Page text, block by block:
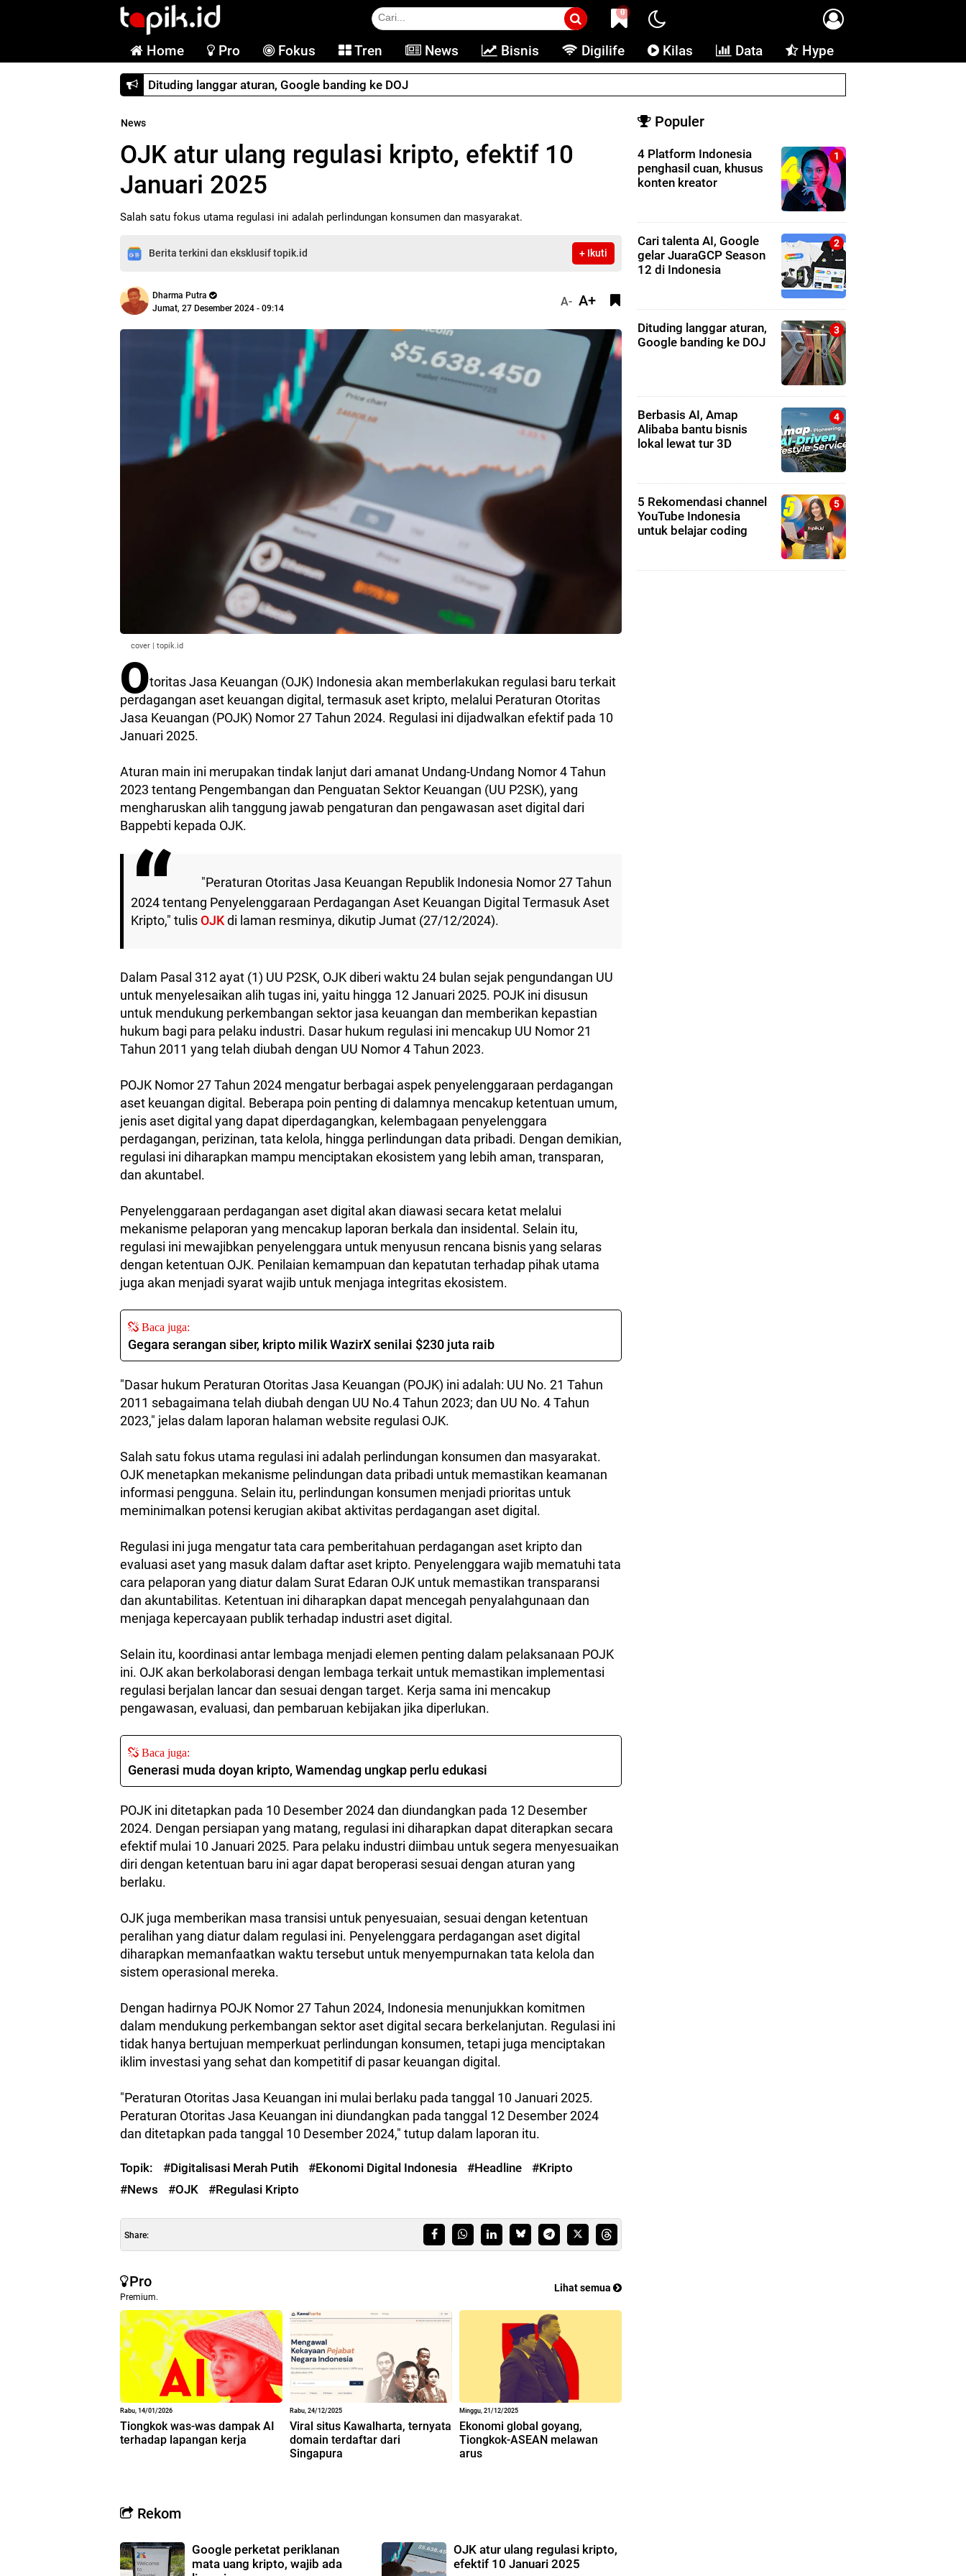
0
Home Pro Fokus Tren News Bisnis Digilife Kilas Data Hype
Dituding langgar aturan, Google banding ke DOJ
News
OJK atur ulang regulasi kripto, efektif 10
Januari 2025
Salah satu fokus utama regulasi ini adalah perlindungan konsumen dan masyarakat.
Berita terkini dan eksklusif topik.id + Ikuti
Dharma Putra
Jumat, 27 Desember 2024 - 09:14
A- A+
cover | topik.id
Otoritas Jasa Keuangan (OJK) Indonesia akan memberlakukan regulasi baru terkait
perdagangan aset keuangan digital, termasuk aset kripto, melalui Peraturan Otoritas
Jasa Keuangan (POJK) Nomor 27 Tahun 2024. Regulasi ini dijadwalkan efektif pada 10
Januari 2025.
Aturan main ini merupakan tindak lanjut dari amanat Undang-Undang Nomor 4 Tahun
2023 tentang Pengembangan dan Penguatan Sektor Keuangan (UU P2SK), yang
mengharuskan alih tanggung jawab pengaturan dan pengawasan aset digital dari
Bappebti kepada OJK.
"Peraturan Otoritas Jasa Keuangan Republik Indonesia Nomor 27 Tahun
2024 tentang Penyelenggaraan Perdagangan Aset Keuangan Digital Termasuk Aset
Kripto," tulisOJKdi laman resminya, dikutip Jumat (27/12/2024).
Dalam Pasal 312 ayat (1) UU P2SK, OJK diberi waktu 24 bulan sejak pengundangan UU
untuk menyelesaikan alih tugas ini, yaitu hingga 12 Januari 2025. POJK ini disusun
untuk mendukung perkembangan sektor jasa keuangan dan memberikan kepastian
hukum bagi para pelaku industri. Dasar hukum regulasi ini mencakup UU Nomor 21
Tahun 2011 yang telah diubah dengan UU Nomor 4 Tahun 2023.
POJK Nomor 27 Tahun 2024 mengatur berbagai aspek penyelenggaraan perdagangan
aset keuangan digital. Beberapa poin penting di dalamnya mencakup ketentuan umum,
jenis aset digital yang dapat diperdagangkan, kelembagaan penyelenggara
perdagangan, perizinan, tata kelola, hingga perlindungan data pribadi. Dengan demikian,
regulasi ini diharapkan mampu menciptakan ekosistem yang lebih aman, transparan,
dan akuntabel.
Penyelenggaraan perdagangan aset digital akan diawasi secara ketat melalui
mekanisme pelaporan yang mencakup laporan berkala dan insidental. Selain itu,
regulasi ini mewajibkan penyelenggara untuk menyusun rencana bisnis yang selaras
dengan ketentuan OJK. Penilaian kemampuan dan kepatutan terhadap pihak utama
juga akan menjadi syarat wajib untuk menjaga integritas ekosistem.
Baca juga:
Gegara serangan siber, kripto milik WazirX senilai $230 juta raib
"Dasar hukum Peraturan Otoritas Jasa Keuangan (POJK) ini adalah: UU No. 21 Tahun
2011 sebagaimana telah diubah dengan UU No.4 Tahun 2023; dan UU No. 4 Tahun
2023," jelas dalam laporan halaman website regulasi OJK.
Salah satu fokus utama regulasi ini adalah perlindungan konsumen dan masyarakat.
OJK menetapkan mekanisme pelindungan data pribadi untuk memastikan keamanan
informasi pengguna. Selain itu, perlindungan konsumen menjadi prioritas untuk
meminimalkan potensi kerugian akibat aktivitas perdagangan aset digital.
Regulasi ini juga mengatur tata cara pemberitahuan perdagangan aset kripto dan
evaluasi aset yang masuk dalam daftar aset kripto. Penyelenggara wajib mematuhi tata
cara pelaporan yang diatur dalam Surat Edaran OJK untuk memastikan transparansi
dan akuntabilitas. Ketentuan ini diharapkan dapat mencegah penyalahgunaan dan
menjaga kepercayaan publik terhadap industri aset digital.
Selain itu, koordinasi antar lembaga menjadi elemen penting dalam pelaksanaan POJK
ini. OJK akan berkolaborasi dengan lembaga terkait untuk memastikan implementasi
regulasi berjalan lancar dan sesuai dengan target. Kerja sama ini mencakup
pengawasan, evaluasi, dan pembaruan kebijakan jika diperlukan.
Baca juga:
Generasi muda doyan kripto, Wamendag ungkap perlu edukasi
POJK ini ditetapkan pada 10 Desember 2024 dan diundangkan pada 12 Desember
2024. Dengan persiapan yang matang, regulasi ini diharapkan dapat diterapkan secara
efektif mulai 10 Januari 2025. Para pelaku industri diimbau untuk segera menyesuaikan
diri dengan ketentuan baru ini agar dapat beroperasi sesuai dengan aturan yang
berlaku.
OJK juga memberikan masa transisi untuk penyesuaian, sesuai dengan ketentuan
peralihan yang diatur dalam regulasi ini. Penyelenggara perdagangan aset digital
diharapkan memanfaatkan waktu tersebut untuk menyempurnakan tata kelola dan
sistem operasional mereka.
Dengan hadirnya POJK Nomor 27 Tahun 2024, Indonesia menunjukkan komitmen
dalam mendukung perkembangan sektor aset digital secara berkelanjutan. Regulasi ini
tidak hanya bertujuan memperkuat perlindungan konsumen, tetapi juga menciptakan
iklim investasi yang sehat dan kompetitif di pasar keuangan digital.
"Peraturan Otoritas Jasa Keuangan ini mulai berlaku pada tanggal 10 Januari 2025.
Peraturan Otoritas Jasa Keuangan ini diundangkan pada tanggal 12 Desember 2024
dan ditetapkan pada tanggal 10 Desember 2024," tutup dalam laporan itu.
Topik: #Digitalisasi Merah Putih #Ekonomi Digital Indonesia #Headline
#Kripto
#News
#OJK #Regulasi Kripto
Share:
Pro
Premium.
Lihat semua
Rabu, 14/01/2026
Tiongkok was-was dampak AI
terhadap lapangan kerja
Rabu, 24/12/2025
Viral situs Kawalharta, ternyata
domain terdaftar dari
Singapura
Minggu, 21/12/2025
Ekonomi global goyang,
Tiongkok-ASEAN melawan
arus
Rekom
Google perketat periklanan
mata uang kripto, wajib ada
OJK atur ulang regulasi kripto,
efektif 10 Januari 2025
Populer
4 Platform Indonesia
penghasil cuan, khusus
konten kreator
Cari talenta AI, Google
gelar JuaraGCP Season
12 di Indonesia
Dituding langgar aturan,
Google banding ke DOJ
Berbasis AI, Amap
Alibaba bantu bisnis
lokal lewat tur 3D
5 Rekomendasi channel
YouTube Indonesia
untuk belajar coding